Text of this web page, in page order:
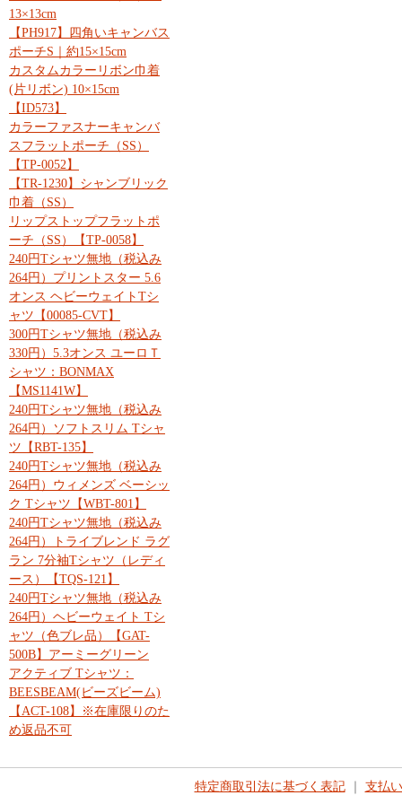
13×13cm
【PH917】四角いキャンバス
ポーチS｜約15×15cm
カスタムカラーリボン巾着
(片リボン) 10×15cm
【ID573】
カラーファスナーキャンバ
スフラットポーチ（SS）
【TP-0052】
【TR-1230】シャンブリック
巾着（SS）
リップストップフラットポ
ーチ（SS）【TP-0058】
240円Tシャツ無地（税込み
264円）プリントスター 5.6
オンス ヘビーウェイトTシ
ャツ【00085-CVT】
300円Tシャツ無地（税込み
330円）5.3オンス ユーロＴ
シャツ：BONMAX
【MS1141W】
240円Tシャツ無地（税込み
264円）ソフトスリム Tシャ
ツ【RBT-135】
240円Tシャツ無地（税込み
264円）ウィメンズ ベーシッ
ク Tシャツ【WBT-801】
240円Tシャツ無地（税込み
264円）トライブレンド ラグ
ラン 7分袖Tシャツ（レディ
ース）【TQS-121】
240円Tシャツ無地（税込み
264円）ヘビーウェイト Tシ
ャツ（色ブレ品）【GAT-
500B】アーミーグリーン
アクティブ Tシャツ：
BEESBEAM(ビーズビーム)
【ACT-108】※在庫限りのた
め返品不可
特定商取引法に基づく表記｜ 支払